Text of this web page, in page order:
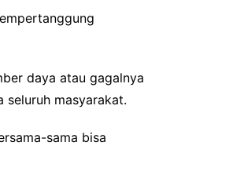
daya atau gagalnya
seluruh masyarakat.
sama bisa